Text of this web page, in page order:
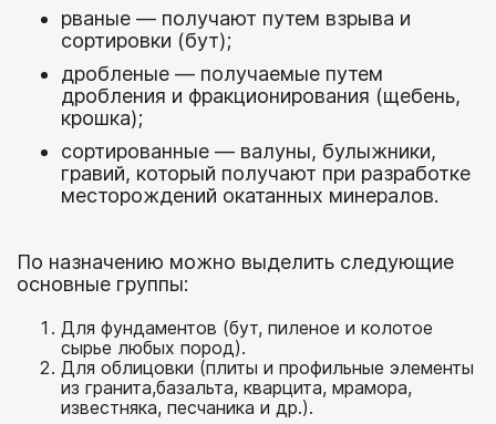
Цветные кладочные смеси
Материалы для мощения
Заборные блоки
Кора
Бордюры металл/пластик
Геотекстиль
Выбрать камень
Для облицовки
Облицовка забора
Для мощения
По цвету
рваные — получают путем взрыва и
сортировки (бут);
дробленые — получаемые путем
дробления и фракционирования (щебень,
крошка);
сортированные — валуны, булыжники,
гравий, который получают при разработке
месторождений окатанных минералов.
По назначению можно выделить следующие
основные группы:
Для фундаментов (бут, пиленое и колотое
сырье любых пород).
Для облицовки (плиты и профильные элементы
из гранита,базальта, кварцита, мрамора,
известняка, песчаника и др.).